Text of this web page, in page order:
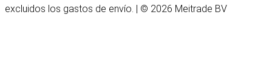
excluidos los gastos de envío. | © 2026 Meitrade BV